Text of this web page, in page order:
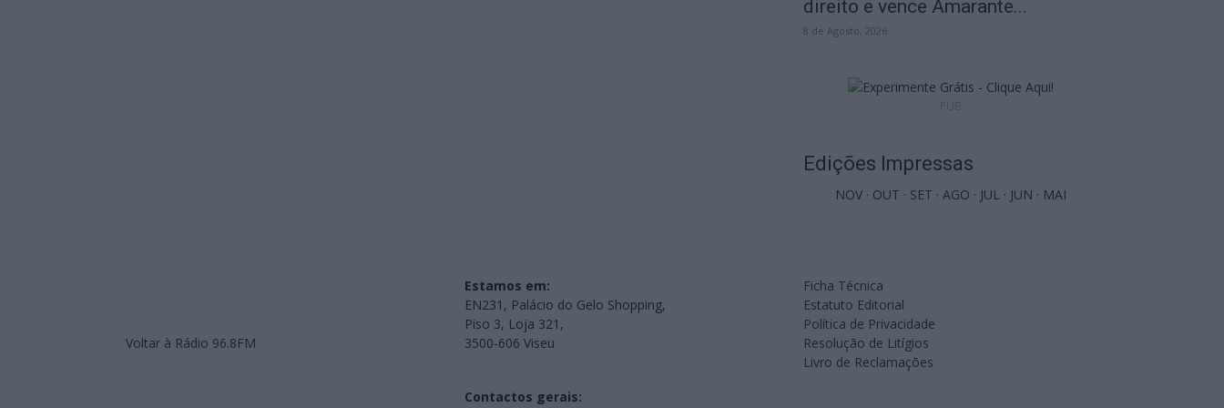
direito e vence Amarante...
8 de Agosto, 2026
Edições Impressas
NOV · OUT · SET · AGO · JUL · JUN · MAI
Voltar à Rádio 96.8FM
Estamos em:
EN231, Palácio do Gelo Shopping,
Piso 3, Loja 321,
3500-606 Viseu
Contactos gerais:
Ficha Técnica
Estatuto Editorial
Política de Privacidade
Resolução de Litígios
Livro de Reclamações